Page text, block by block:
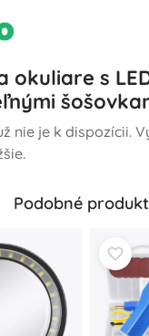
okuliare s
nie je k dispozícii.
Podobné